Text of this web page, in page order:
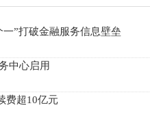
”打破金融服务信息壁垒
中心启用
费超10亿元